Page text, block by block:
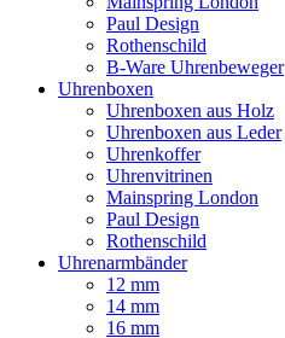
Paul Design
Rothenschild
B-Ware Uhrenbeweger
Uhrenboxen
Uhrenboxen aus Holz
Uhrenboxen aus Leder
Uhrenkoffer
Uhrenvitrinen
Mainspring London
Paul Design
Rothenschild
Uhrenarmbänder
12 mm
14 mm
16 mm